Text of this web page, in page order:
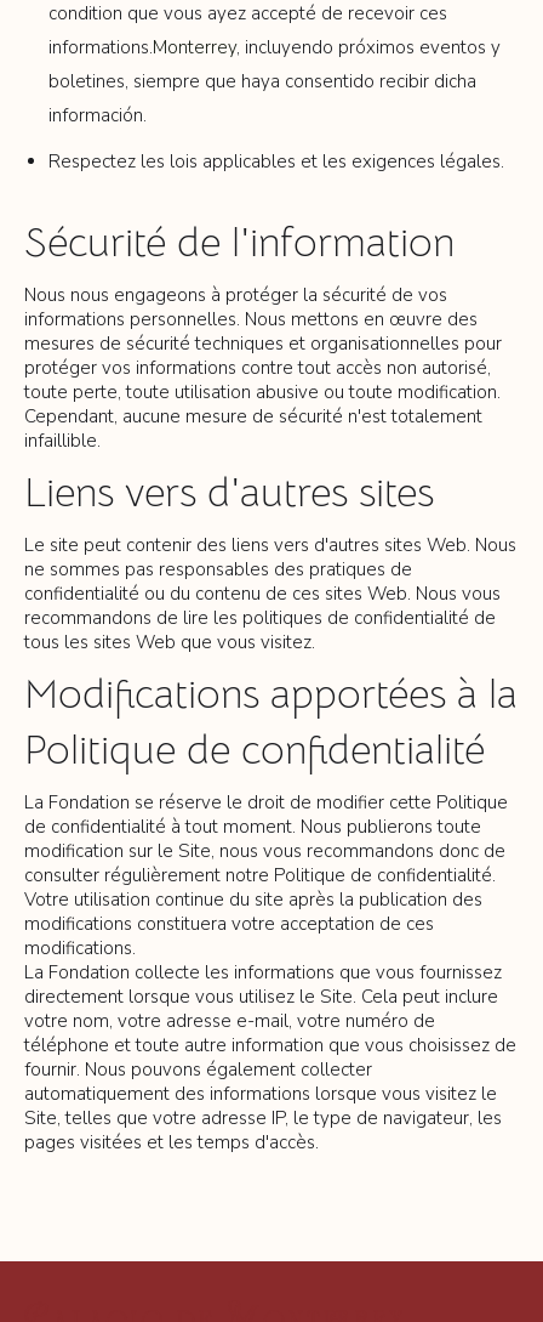
condition que vous ayez accepté de recevoir ces
informations.Monterrey, incluyendo próximos eventos y
boletines, siempre que haya consentido recibir dicha
información.
Respectez les lois applicables et les exigences légales.
Sécurité de l'information
Nous nous engageons à protéger la sécurité de vos
informations personnelles. Nous mettons en œuvre des
mesures de sécurité techniques et organisationnelles pour
protéger vos informations contre tout accès non autorisé,
toute perte, toute utilisation abusive ou toute modification.
Cependant, aucune mesure de sécurité n'est totalement
infaillible.
Liens vers d'autres sites
Le site peut contenir des liens vers d'autres sites Web. Nous
ne sommes pas responsables des pratiques de
confidentialité ou du contenu de ces sites Web. Nous vous
recommandons de lire les politiques de confidentialité de
tous les sites Web que vous visitez.
Modifications apportées à la
Politique de confidentialité
La Fondation se réserve le droit de modifier cette Politique
de confidentialité à tout moment. Nous publierons toute
modification sur le Site, nous vous recommandons donc de
consulter régulièrement notre Politique de confidentialité.
Votre utilisation continue du site après la publication des
modifications constituera votre acceptation de ces
modifications.
La Fondation collecte les informations que vous fournissez
directement lorsque vous utilisez le Site. Cela peut inclure
votre nom, votre adresse e-mail, votre numéro de
téléphone et toute autre information que vous choisissez de
fournir. Nous pouvons également collecter
automatiquement des informations lorsque vous visitez le
Site, telles que votre adresse IP, le type de navigateur, les
pages visitées et les temps d'accès.